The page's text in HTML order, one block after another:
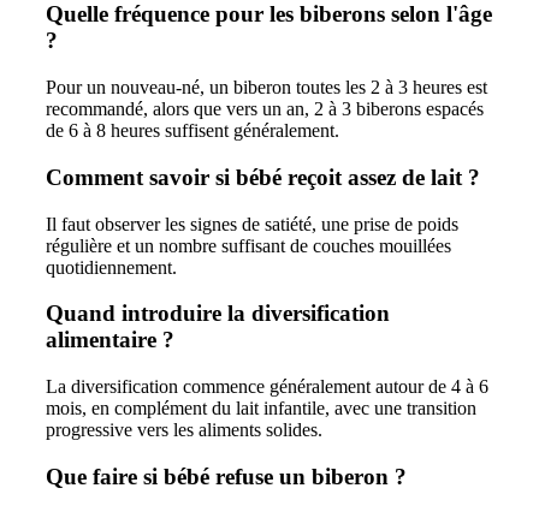
Quelle fréquence pour les biberons selon l'âge
?
Pour un nouveau-né, un biberon toutes les 2 à 3 heures est
recommandé, alors que vers un an, 2 à 3 biberons espacés
de 6 à 8 heures suffisent généralement.
Comment savoir si bébé reçoit assez de lait ?
Il faut observer les signes de satiété, une prise de poids
régulière et un nombre suffisant de couches mouillées
quotidiennement.
Quand introduire la diversification
alimentaire ?
La diversification commence généralement autour de 4 à 6
mois, en complément du lait infantile, avec une transition
progressive vers les aliments solides.
Que faire si bébé refuse un biberon ?